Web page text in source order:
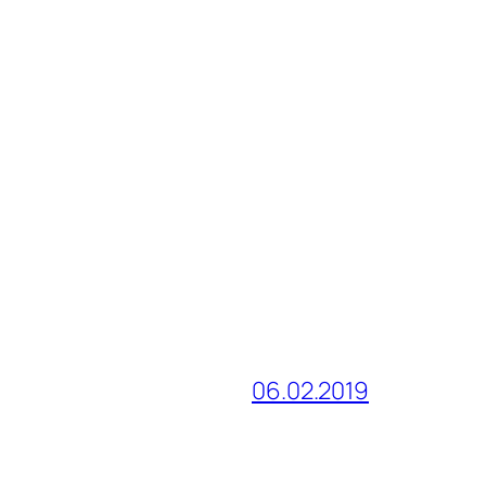
06.02.2019